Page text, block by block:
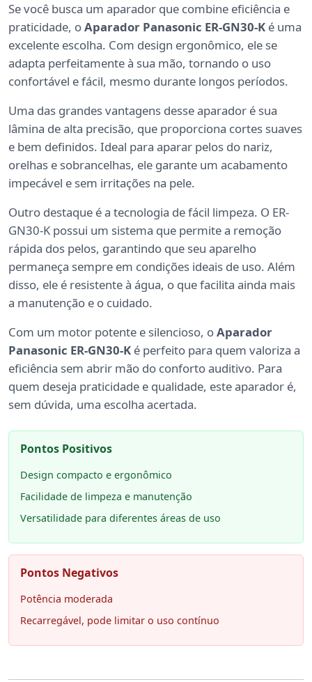
Se você busca um aparador que combine eficiência e
praticidade, oAparador Panasonic ER-GN30-K é uma
excelente escolha. Com design ergonômico, ele se
adapta perfeitamente à sua mão, tornando o uso
confortável e fácil, mesmo durante longos períodos.
Uma das grandes vantagens desse aparador é sua
lâmina de alta precisão, que proporciona cortes suaves
e bem definidos. Ideal para aparar pelos do nariz,
orelhas e sobrancelhas, ele garante um acabamento
impecável e sem irritações na pele.
Outro destaque é a tecnologia de fácil limpeza. O ER-
GN30-K possui um sistema que permite a remoção
rápida dos pelos, garantindo que seu aparelho
permaneça sempre em condições ideais de uso. Além
disso, ele é resistente à água, o que facilita ainda mais
a manutenção e o cuidado.
Com um motor potente e silencioso, oAparador
Panasonic ER-GN30-K é perfeito para quem valoriza a
eficiência sem abrir mão do conforto auditivo. Para
quem deseja praticidade e qualidade, este aparador é,
sem dúvida, uma escolha acertada.
Pontos Positivos
Design compacto e ergonômico
Facilidade de limpeza e manutenção
Versatilidade para diferentes áreas de uso
Pontos Negativos
Potência moderada
Recarregável, pode limitar o uso contínuo